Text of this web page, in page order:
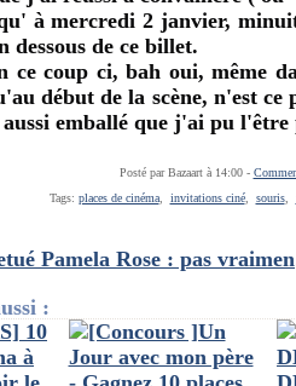
à mercredi 2 janvier,
dessous de ce billet.
ce coup ci, bah oui, même
début de la scène, n'est
aussi emballé que j'ai pu
Posté par Bazaart à 14:00 -
Tags: places de cinéma, invitations ciné, souris,
: